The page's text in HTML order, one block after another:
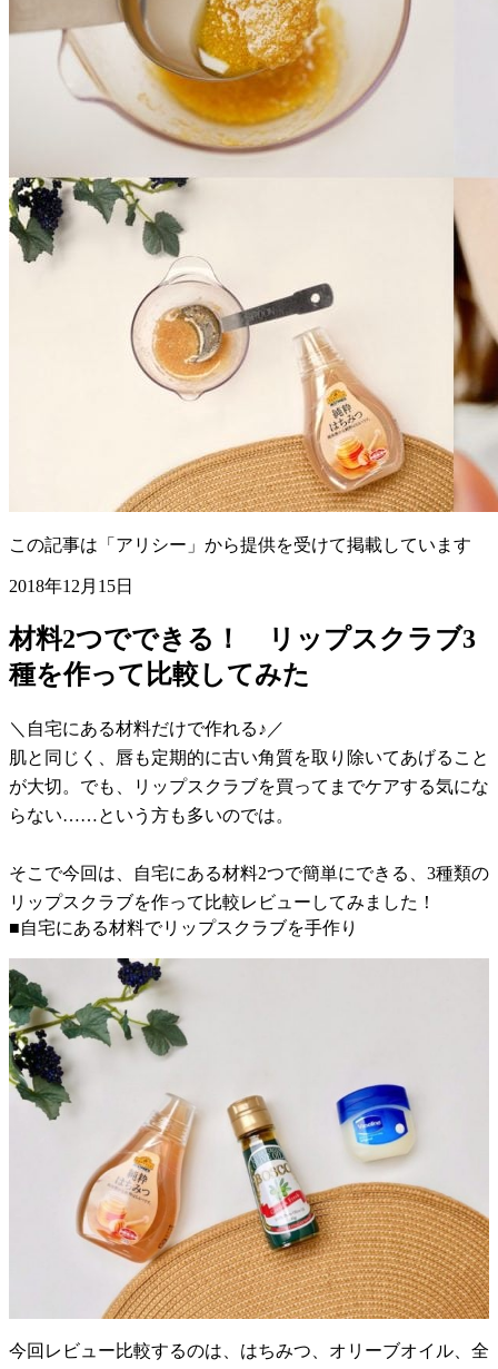
この記事は「アリシー」から提供を受けて掲載しています
2018年12月15日
材料2つでできる！ リップスクラブ3
種を作って比較してみた
＼自宅にある材料だけで作れる♪／
肌と同じく、唇も定期的に古い角質を取り除いてあげること
が大切。でも、リップスクラブを買ってまでケアする気にな
らない……という方も多いのでは。
そこで今回は、自宅にある材料2つで簡単にできる、3種類の
リップスクラブを作って比較レビューしてみました！
■自宅にある材料でリップスクラブを手作り
今回レビュー比較するのは、はちみつ、オリーブオイル、全